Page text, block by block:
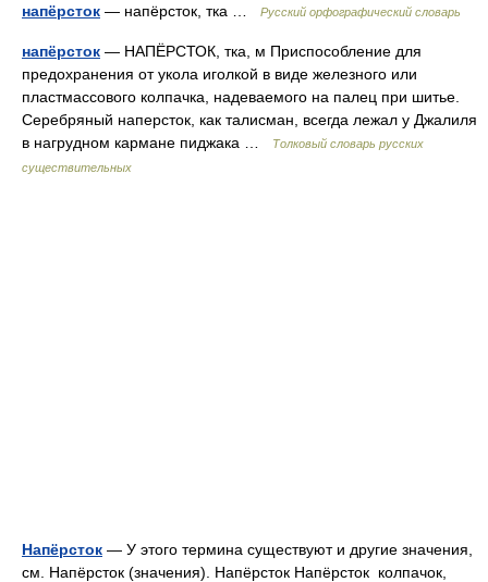
напёрсток — напёрсток, тка … Русский орфографический словарь
напёрсток — НАПЁРСТОК, тка, м Приспособление для
предохранения от укола иголкой в виде железного или
пластмассового колпачка, надеваемого на палец при шитье.
Серебряный наперсток, как талисман, всегда лежал у Джалиля
в нагрудном кармане пиджака …
Толковый словарь русских
существительных
Напёрсток — У этого термина существуют и другие значения,
см. Напёрсток (значения). Напёрсток Напёрсток колпачок,